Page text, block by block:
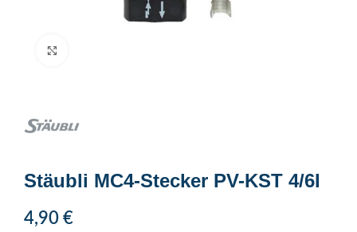
Stäubli MC4-Stecker PV-KST 4/6I
4,90 €